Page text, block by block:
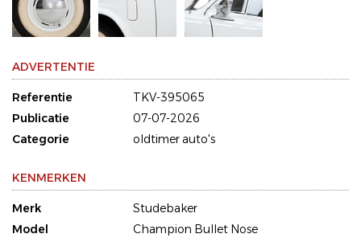
ADVERTENTIE
Referentie
TKV-395065
Publicatie
07-07-2026
Categorie
oldtimer auto's
KENMERKEN
Merk
Studebaker
Model
Champion Bullet Nose